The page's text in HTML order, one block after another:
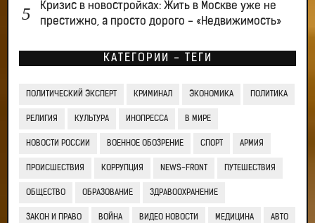
Кризис в новостройках: Жить в Москве уже не
престижно, а просто дорого - «Недвижимость»
КАТЕГОРИИ - ТЕГИ
ПОЛИТИЧЕСКИЙ ЭКСПЕРТ КРИМИНАЛ ЭКОНОМИКА ПОЛИТИКА
РЕЛИГИЯ КУЛЬТУРА ИНОПРЕССА В МИРЕ
НОВОСТИ РОССИИ ВОЕННОЕ ОБОЗРЕНИЕ СПОРТ АРМИЯ
ПРОИСШЕСТВИЯ КОРРУПЦИЯ NEWS-FRONT ПУТЕШЕСТВИЯ
ОБЩЕСТВО ОБРАЗОВАНИЕ ЗДРАВООХРАНЕНИЕ
ЗАКОН И ПРАВО ВОЙНА ВИДЕО НОВОСТИ МЕДИЦИНА АВТО